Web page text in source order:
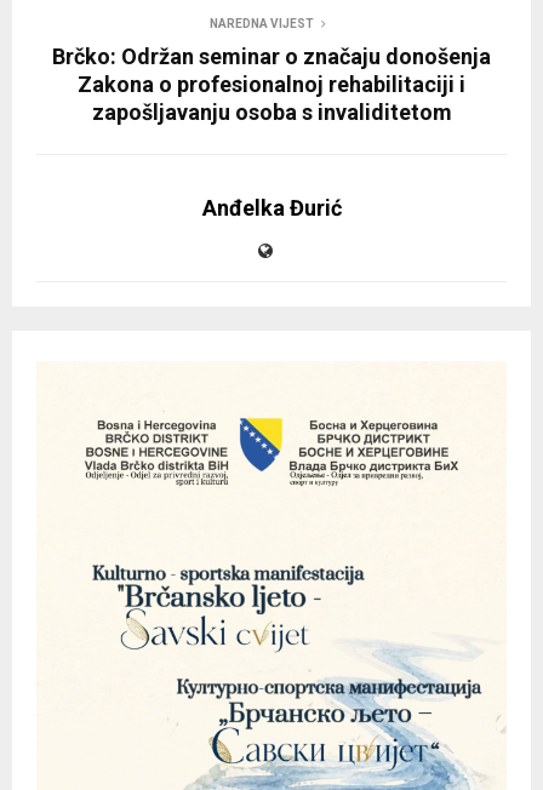
NAREDNA VIJEST
Brčko: Održan seminar o značaju donošenja
Zakona o profesionalnoj rehabilitaciji i
zapošljavanju osoba s invaliditetom
Anđelka Đurić